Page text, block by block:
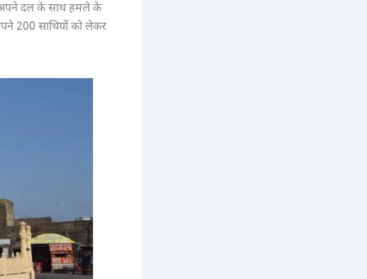
अपने दल के साथ हमले के
200 साथियों को लेकर